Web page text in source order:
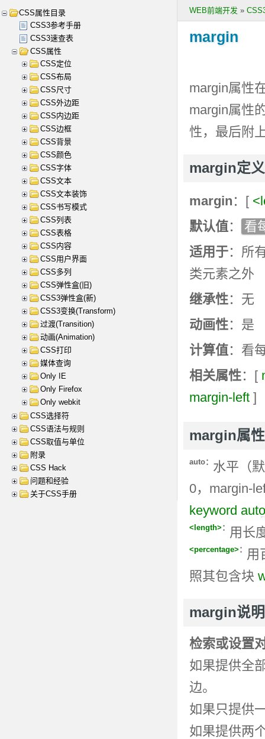
WEB前端开发 »
margin
margin属性
margin属性
性，最后附
margin定
margin ：[
默认值：
看
适用于：所
类元素之外
继承性：无
动画性：是
计算值：看
相关属性：[
margin-left ]
margin属
auto： 水平（
0，margin-
keyword auto
<length> ： 用长
<percentage> ：
用
照其包含块
margin说明
检索或设置
如果提供全
边。
如果只提供
如果提供两
CSS属性目录
CSS3参考手册
CSS3速查表
CSS属性
CSS定位
CSS布局
CSS尺寸
CSS外边距
CSS内边距
CSS边框
CSS背景
CSS颜色
CSS字体
CSS文本
CSS文本装饰
CSS书写模式
CSS列表
CSS表格
CSS内容
CSS用户界面
CSS多列
CSS弹性盒(旧)
CSS3弹性盒(新)
CSS3变换(Transform)
过渡(Transition)
动画(Animation)
CSS打印
媒体查询
Only IE
Only Firefox
Only webkit
CSS选择符
CSS语法与规则
CSS取值与单位
附录
CSS Hack
问题和经验
关于CSS手册